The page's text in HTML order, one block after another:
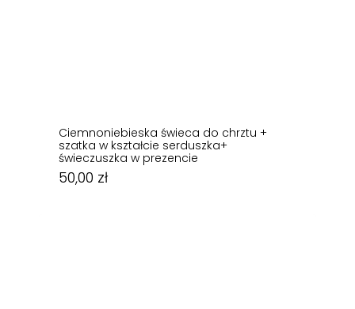
Ciemnoniebieska świeca do chrztu +
szatka w kształcie serduszka+
świeczuszka w prezencie
50,00 zł
50,00zł